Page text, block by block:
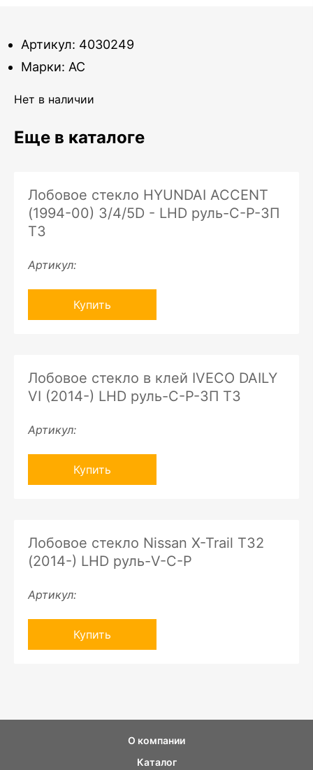
Артикул: 4030249
Марки: AC
Нет в наличии
Еще в каталоге
Лобовое стекло HYUNDAI ACCENT
(1994-00) 3/4/5D - LHD руль-C-P-ЗП
ТЗ
Артикул:
Купить
Лобовое стекло в клей IVECO DAILY
VI (2014-) LHD руль-C-P-ЗП ТЗ
Артикул:
Купить
Лобовое стекло Nissan X-Trail T32
(2014-) LHD руль-V-C-P
Артикул:
Купить
О компании
Каталог